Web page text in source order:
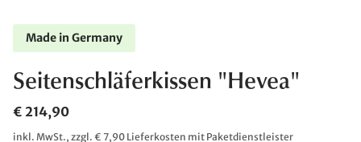
Made in Germany
Seitenschläferkissen "Hevea"
€ 214,90
inkl. MwSt., zzgl. € 7,90 Lieferkosten mit Paketdienstleister